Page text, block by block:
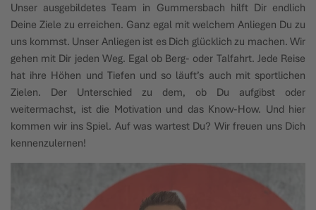
Unser ausgebildetes Team in Gummersbach hilft Dir endlich
Deine Ziele zu erreichen. Ganz egal mit welchem Anliegen Du zu
uns kommst. Unser Anliegen ist es Dich glücklich zu machen. Wir
gehen mit Dir jeden Weg. Egal ob Berg- oder Talfahrt. Jede Reise
hat ihre Höhen und Tiefen und so läuft’s auch mit sportlichen
Zielen. Der Unterschied zu dem, ob Du aufgibst oder
weitermachst, ist die Motivation und das Know-How. Und hier
kommen wir ins Spiel. Auf was wartest Du? Wir freuen uns Dich
kennenzulernen!